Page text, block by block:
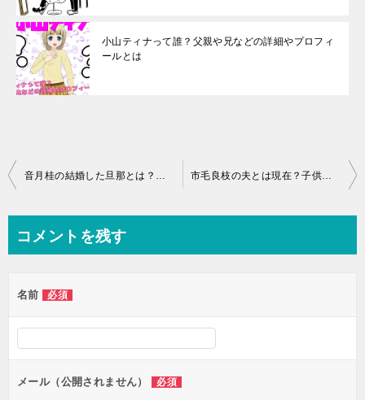
小山ティナって誰？父親や兄などの詳細やプロフィ
ールとは
投
ビ
ー
シ
ン
音月桂の結婚した旦那とは？退団理由の疑惑や真相とは？ 市毛良枝の夫とは現在？子供の存在とは！再婚したのか真相が
コメントを残す
名前 必須
メール（公開されません） 必須